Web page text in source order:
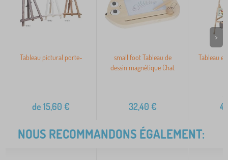
Tableau pictural porte-
de 15,60 €
small foot Tableau de
dessin magnétique Chat
32,40 €
Tableau
>
NOUS RECOMMANDONS ÉGALEMENT: